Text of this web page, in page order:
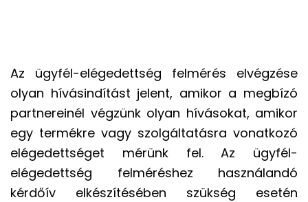
Az ügyfél-elégedettség felmérés elvégzése
olyan hívásindítást jelent, amikor a megbízó
partnereinél végzünk olyan hívásokat, amikor
egy termékre vagy szolgáltatásra vonatkozó
elégedettséget mérünk fel. Az ügyfél-
elégedettség felméréshez használandó
kérdőív elkészítésében szükség esetén